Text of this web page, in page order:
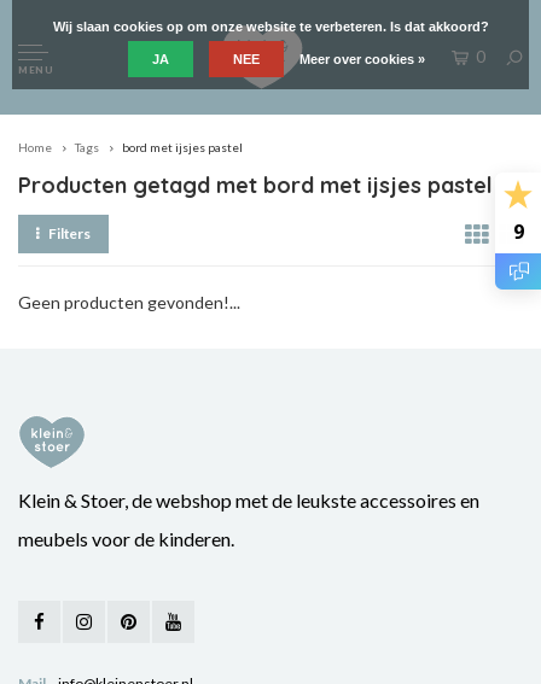
9
MENU
0
Home Tags bord met ijsjes pastel
Producten getagd met bord met ijsjes pastel
Filters
Geen producten gevonden!...
Klein & Stoer, de webshop met de leukste accessoires en
meubels voor de kinderen.
Wij slaan cookies op om onze website te verbeteren. Is dat akkoord?
JA NEE Meer over cookies »